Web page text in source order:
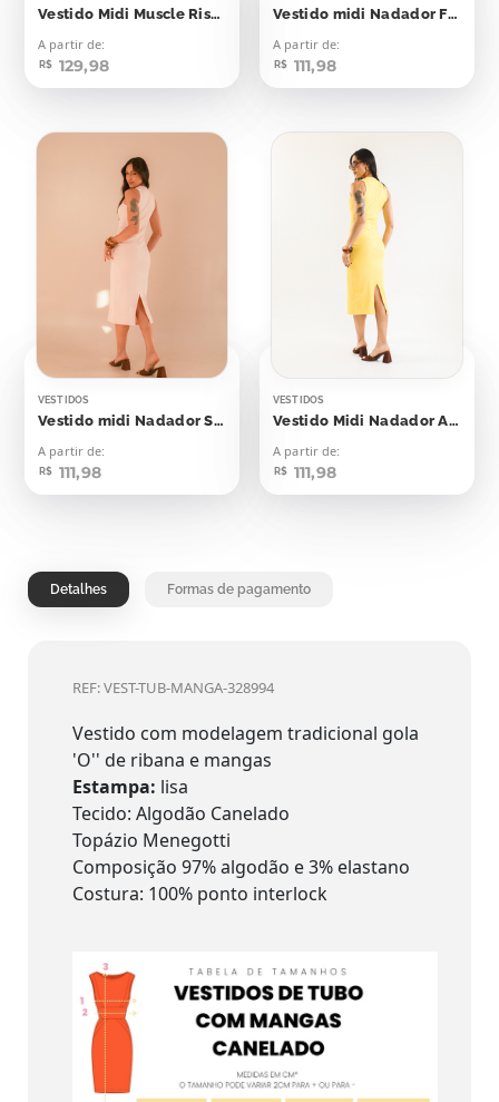
Vestido Midi Muscle Risca de Giz Amarelo Bebê
A partir de:
R$ 129,98
Vestido midi Nadador Flash Yellow
A partir de:
R$ 111,98
VESTIDOS
Vestido midi Nadador Soft Peach
A partir de:
R$ 111,98
VESTIDOS
Vestido Midi Nadador Amarelo Emoji
A partir de:
R$ 111,98
Detalhes Formas de pagamento
REF: VEST-TUB-MANGA-328994
Vestido com modelagem tradicional gola
'O'' de ribana e mangas
Estampa: lisa
Tecido: Algodão Canelado
Topázio Menegotti
Composição 97% algodão e 3% elastano
Costura: 100% ponto interlock